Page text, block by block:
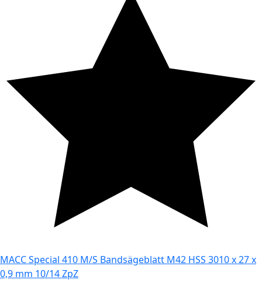
MACC Special 410 M/S Bandsägeblatt M42 HSS 3010 x 27 x
0,9 mm 10/14 ZpZ